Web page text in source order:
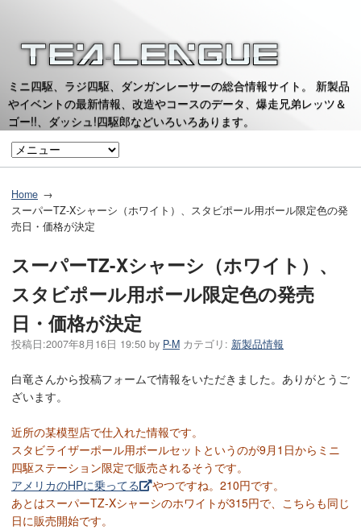
ミニ四駆、ラジ四駆、ダンガンレーサーの総合情報サイト。 新製品
やイベントの最新情報、改造やコースのデータ、爆走兄弟レッツ＆
ゴー!!、ダッシュ!四駆郎などいろいろあります。
Home
スーパーTZ-Xシャーシ（ホワイト）、スタビポール用ボール限定色の発
売日・価格が決定
スーパーTZ-Xシャーシ（ホワイト）、
スタビポール用ボール限定色の発売
日・価格が決定
投稿日:2007年8月16日 19:50 by P-M カテゴリ: 新製品情報
白竜さんから投稿フォームで情報をいただきました。ありがとうご
ざいます。
近所の某模型店で仕入れた情報です。
スタビライザーポール用ボールセットというのが9月1日からミニ
四駆ステーション限定で販売されるそうです。
アメリカのHPに乗ってる
やつですね。210円です。
あとはスーパーTZ-Xシャーシのホワイトが315円で、こちらも同じ
日に販売開始です。